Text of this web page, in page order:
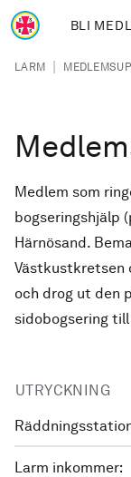
Hoppa till
BLI
Länkstig
LARM |
Medlem som
bogseringshjälp
Härnösand.
Västkustkretsen
och drog ut den
sidobogsering
UTRYCKNING
Larm inkommer: